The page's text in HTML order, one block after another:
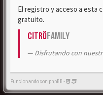
El registro y acceso a esta
gratuito.
CitröFamily
Disfrutando con
Funcionando con phpBB -